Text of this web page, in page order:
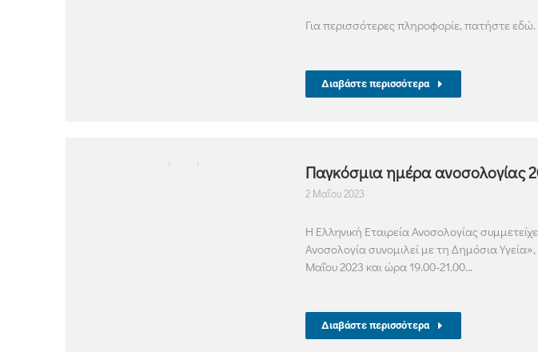
Για περισσότερες πληροφορίε, πατήστε
Διαβάστε περισσότερα
Παγκόσμια ημέρα ανοσολογίας
2 Μαΐου 2023
H Ελληνική Εταιρεία Ανοσολογίας
Ανοσολογία συνομιλεί με τη Δημόσια
Μαΐου 2023 και ώρα 19.00-21.00…
Διαβάστε περισσότερα